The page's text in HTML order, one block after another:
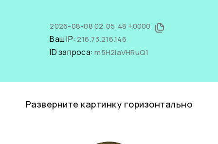
2026-08-08 02:05:48 +0000
Ваш IP:216.73.216.146
ID запроса:m5H2laVHRuQ1
Разверните картинку горизонтально